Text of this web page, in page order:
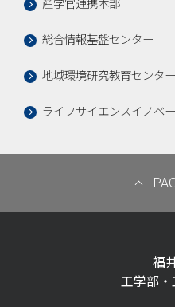
産学官連携本部
総合情報基盤センター
地域環境研究教育センター
ライフサイエンスイノベ
福
工学部・